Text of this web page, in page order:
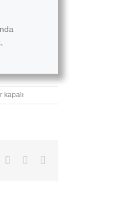
kapalı
Pinterest